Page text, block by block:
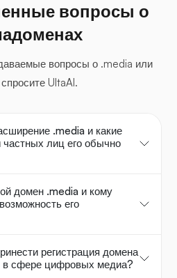
вопросы о
вопросы о .media или
UltaAI.
.media и какие
лиц его обычно
домен .media и кому
его
регистрация домена
в сфере цифровых медиа?